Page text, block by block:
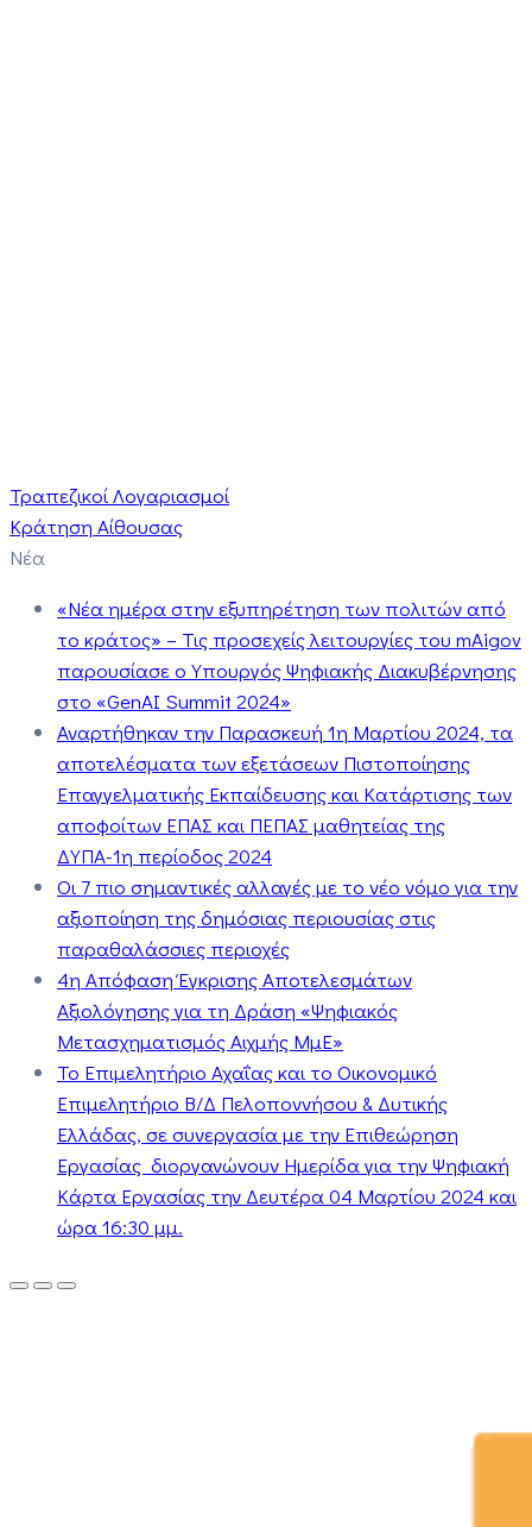
Τραπεζικοί Λογαριασμοί
Κράτηση Αίθουσας
Νέα
«Νέα ημέρα στην εξυπηρέτηση των πολιτών από
το κράτος» – Τις προσεχείς λειτουργίες του mAigov
παρουσίασε ο Υπουργός Ψηφιακής Διακυβέρνησης
στο «GenAI Summit 2024»
Αναρτήθηκαν την Παρασκευή 1η Μαρτίου 2024, τα
αποτελέσματα των εξετάσεων Πιστοποίησης
Επαγγελματικής Εκπαίδευσης και Κατάρτισης των
αποφοίτων ΕΠΑΣ και ΠΕΠΑΣ μαθητείας της
ΔΥΠΑ-1η περίοδος 2024
Οι 7 πιο σημαντικές αλλαγές με το νέο νόμο για την
αξιοποίηση της δημόσιας περιουσίας στις
παραθαλάσσιες περιοχές
4η Απόφαση Έγκρισης Αποτελεσμάτων
Αξιολόγησης για τη Δράση «Ψηφιακός
Μετασχηματισμός Αιχμής ΜμΕ»
Το Επιμελητήριο Αχαΐας και το Οικονομικό
Επιμελητήριο Β/Δ Πελοποννήσου & Δυτικής
Ελλάδας, σε συνεργασία με την Επιθεώρηση
Εργασίας διοργανώνουν Ημερίδα για την Ψηφιακή
Κάρτα Εργασίας την Δευτέρα 04 Μαρτίου 2024 και
ώρα 16:30 μμ.